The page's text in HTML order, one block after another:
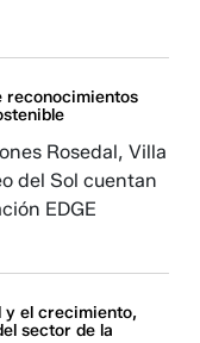
reconocimientos
Rosedal, Villa
del Sol cuentan
EDGE
y el crecimiento,
sector de la